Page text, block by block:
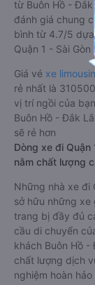
từ Buôn Hồ - Đắk
đánh giá chung
bình từ 4.7/5
Quận 1 - Sài
Giá vé xe
rẻ nhất là
vị trí ngồi của
Buôn Hồ - Đắk
sẽ rẻ hơn
Dòng xe đi
nằm chất lượng
Những nhà xe đi
sở hữu những xe
trang bị đầy đủ
cầu di chuyển
khách Buôn Hồ -
chất lượng dịch
nghiệm hoàn